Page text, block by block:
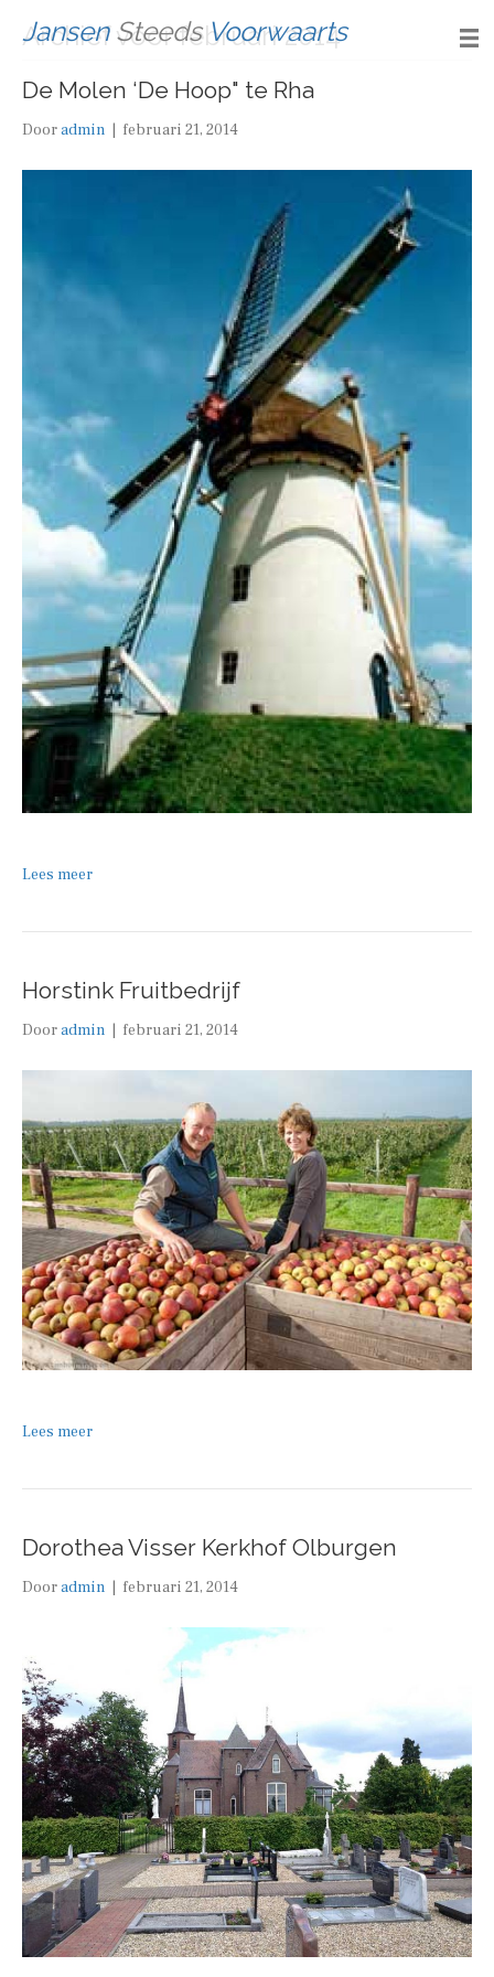
Jansen SteedsVoorwaarts
Archief voor februari 2014
De Molen ‘De Hoop" te Rha
Dooradmin | februari 21, 2014
Lees meer
Horstink Fruitbedrijf
Dooradmin februari 21, 2014
Lees meer
Dorothea Visser Kerkhof Olburgen
Dooradmin februari 21, 2014